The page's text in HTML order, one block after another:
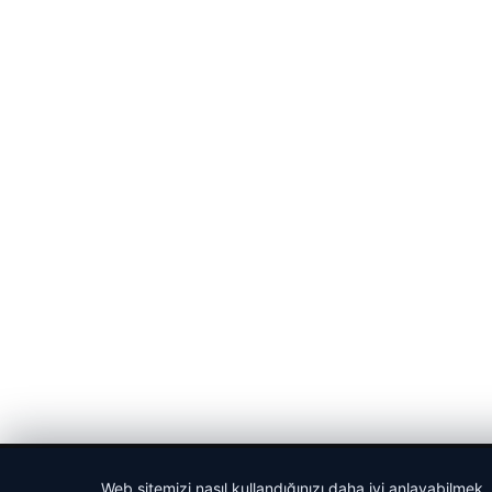
Web sitemizi nasıl kullandığınızı daha iyi